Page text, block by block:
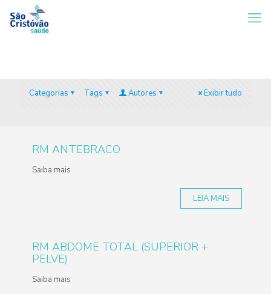
Categorias Tags Autores Exibir tudo
RM ANTEBRACO
Saiba mais
LEIA MAIS
RM ABDOME TOTAL (SUPERIOR +
PELVE)
Saiba mais